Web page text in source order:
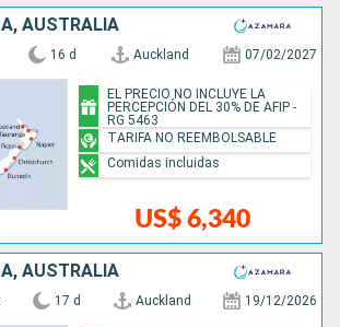
AUSTRALIA
16 d Auckland 07/02/2027
US$ 6,340
EL PRECIO NO INCLUYE LA
PERCEPCIÓN DEL 30% DE AFIP -
RG 5463
TARIFA NO REEMBOLSABLE
Comidas incluidas
AUSTRALIA
17 d Auckland 19/12/2026